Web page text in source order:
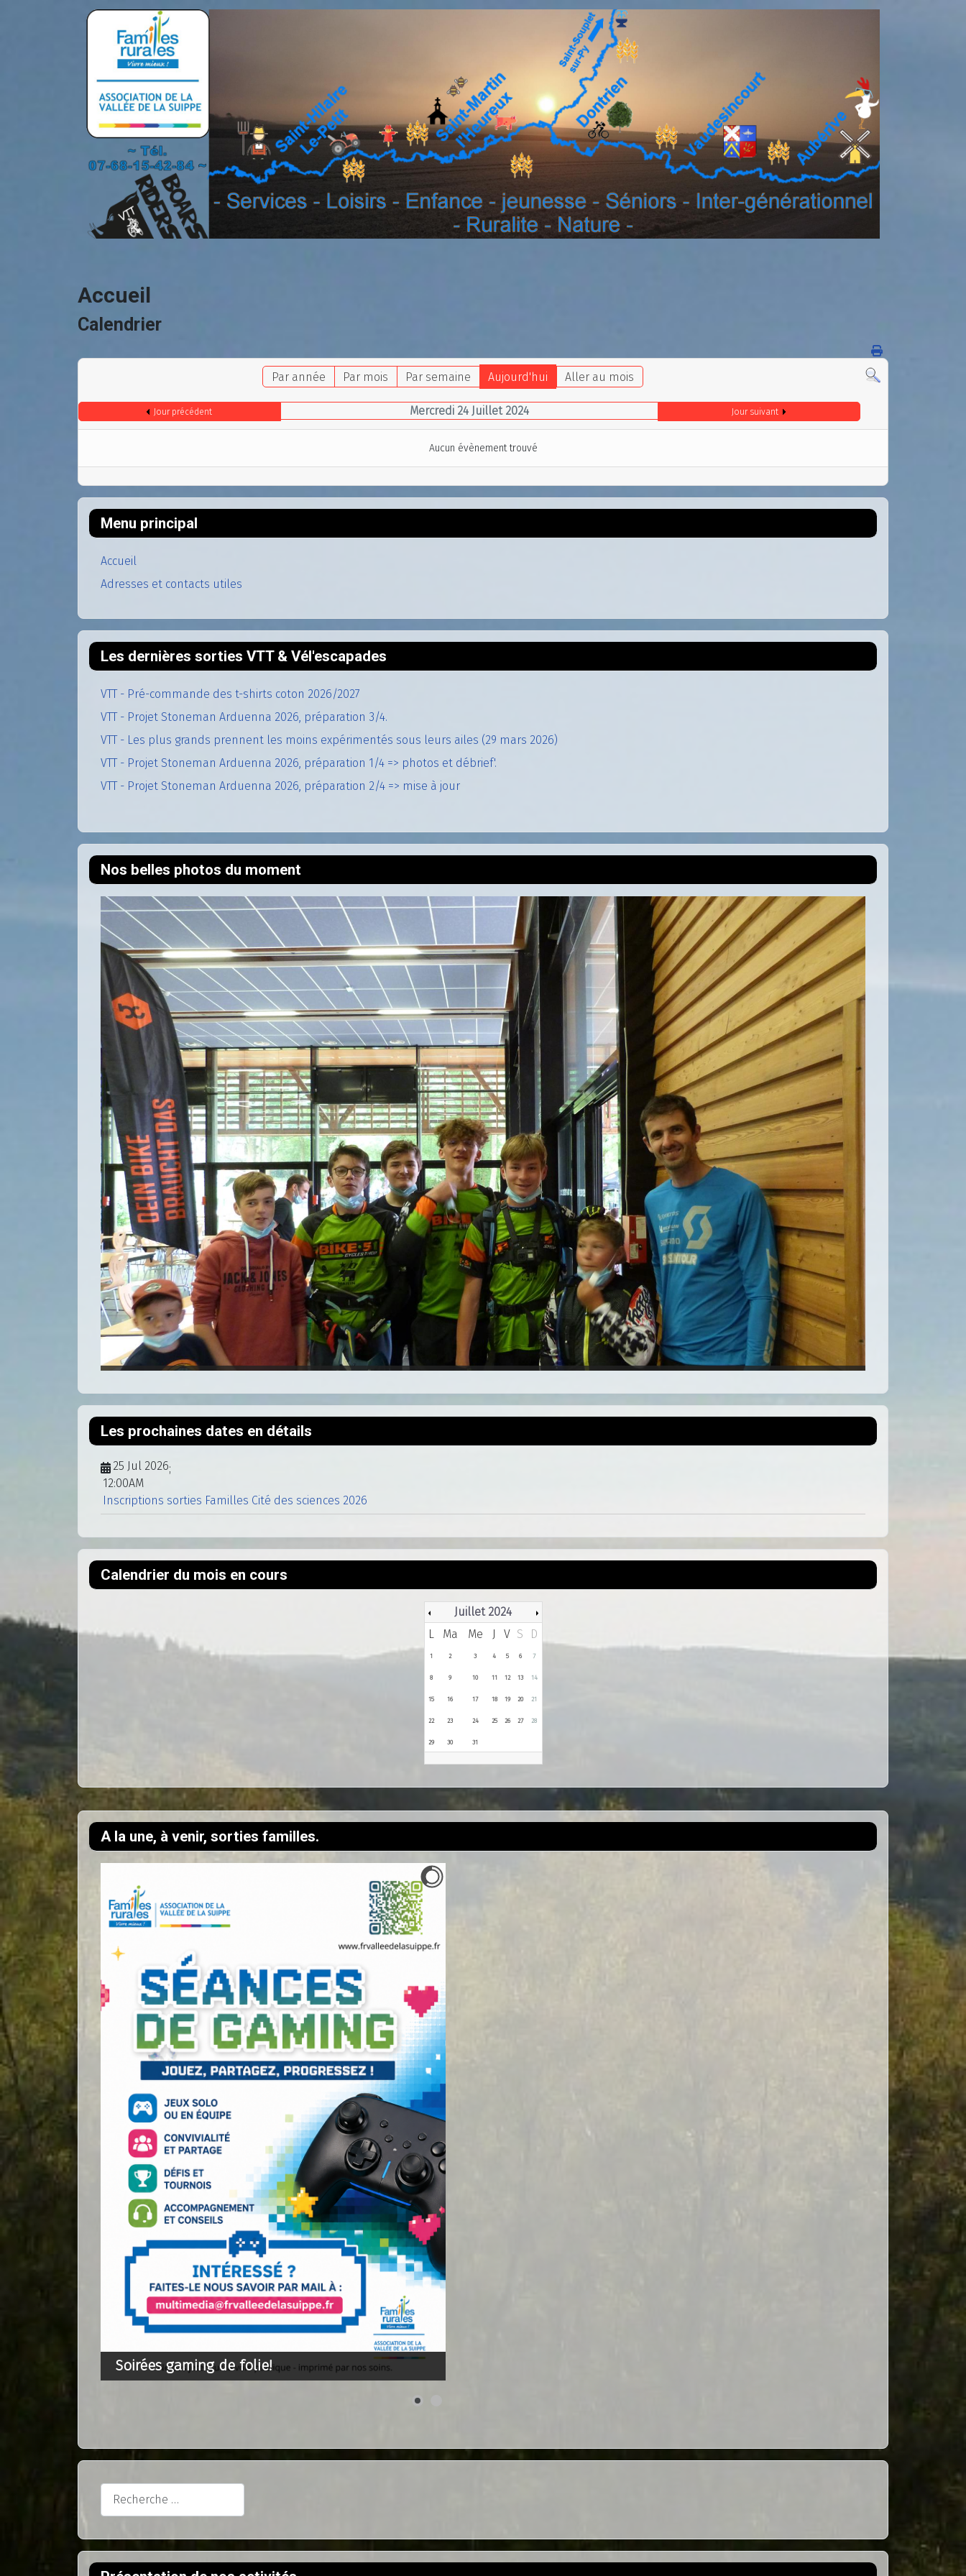
A la une, à venir, sorties familles.
Soirées gaming de folie!
Rechercher
Accueil
Calendrier
Par année Par mois Par semaine Aujourd'hui Aller au mois
Jour précédent Mercredi 24 Juillet 2024 Jour suivant
Aucun évènement trouvé
Menu principal
Accueil
Adresses et contacts utiles
Les dernières sorties VTT & Vél'escapades
VTT - Pré-commande des t-shirts coton 2026/2027
VTT - Projet Stoneman Arduenna 2026, préparation 3/4.
VTT - Les plus grands prennent les moins expérimentés sous leurs ailes (29 mars 2026)
VTT - Projet Stoneman Arduenna 2026, préparation 1/4 => photos et débrief'.
VTT - Projet Stoneman Arduenna 2026, préparation 2/4 => mise à jour
Nos belles photos du moment
Les prochaines dates en détails
25 Jul 2026;
12:00AM
Inscriptions sorties Familles Cité des sciences 2026
Calendrier du mois en cours
Juillet 2024
L
Ma Me J V S D
1 2 3 4 5 6 7
8 9 10 11 12 13 14
15 16 17 18 19 20 21
22 23 24 25 26 27 28
29 30 31